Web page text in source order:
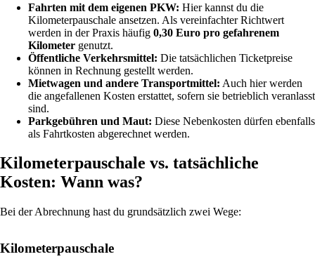
Fahrten mit dem eigenen PKW: Hier kannst du die
Kilometerpauschale ansetzen. Als vereinfachter Richtwert
werden in der Praxis häufig 0,30 Euro pro gefahrenem
Kilometer genutzt.
Öffentliche Verkehrsmittel: Die tatsächlichen Ticketpreise
können in Rechnung gestellt werden.
Mietwagen und andere Transportmittel: Auch hier werden
die angefallenen Kosten erstattet, sofern sie betrieblich veranlasst
sind.
Parkgebühren und Maut: Diese Nebenkosten dürfen ebenfalls
als Fahrtkosten abgerechnet werden.
Kilometerpauschale vs. tatsächliche
Kosten: Wann was?
Bei der Abrechnung hast du grundsätzlich zwei Wege:
Kilometerpauschale